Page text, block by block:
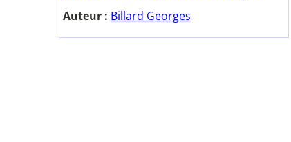
Auteur : Billard Georges